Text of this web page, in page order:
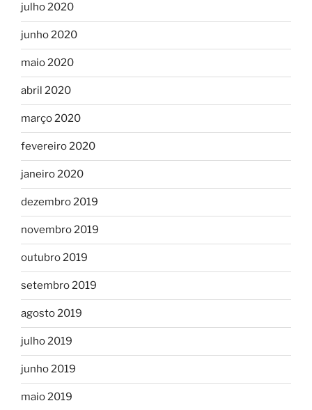
julho 2020
junho 2020
maio 2020
abril 2020
março 2020
fevereiro 2020
janeiro 2020
dezembro 2019
novembro 2019
outubro 2019
setembro 2019
agosto 2019
julho 2019
junho 2019
maio 2019